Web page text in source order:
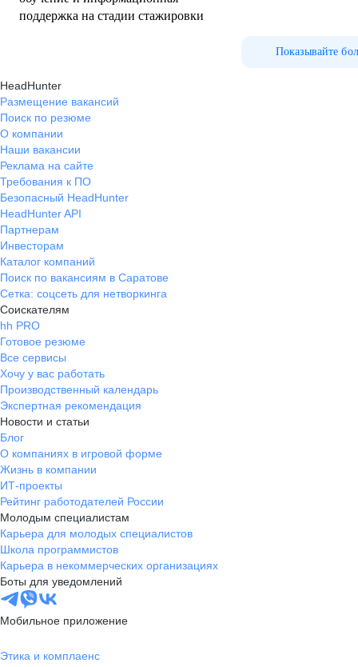
поддержка на стадии стажировки
Показывайте
HeadHunter
Размещение вакансий
Поиск по резюме
О компании
Наши вакансии
Реклама на сайте
Требования к ПО
Безопасный HeadHunter
HeadHunter API
Партнерам
Инвесторам
Каталог компаний
Поиск по вакансиям в Саратове
Сетка: соцсеть для нетворкинга
Соискателям
hh PRO
Готовое резюме
Все сервисы
Хочу у вас работать
Производственный календарь
Экспертная рекомендация
Новости и статьи
Блог
О компаниях в игровой форме
Жизнь в компании
ИТ-проекты
Рейтинг работодателей России
Молодым специалистам
Карьера для молодых специалистов
Школа программистов
Карьера в некоммерческих организациях
Боты для уведомлений
Мобильное приложение
Этика и комплаенс